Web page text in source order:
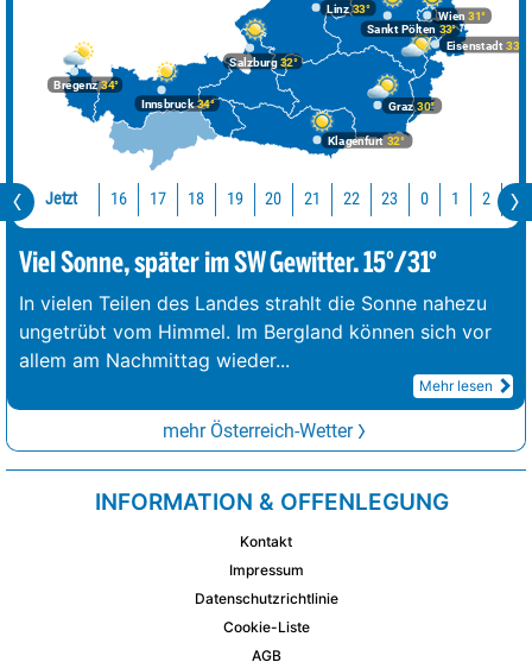
Bregenz34°
Graz30°
Innsbruck34°
Klagenfurt 32°
Linz33°
Salzburg32°
Wien 31°
Eisenstadt 33°
Sankt Pölten 33°
Jetzt 16 17 18 19 20 21 22 23 0 1 2 3
Viel Sonne, später im SW Gewitter. 15°/31°
In vielen Teilen des Landes strahlt die Sonne nahezu
ungetrübt vom Himmel. Im Bergland können sich vor
allem am Nachmittag wieder...
Mehr lesen
mehr Österreich-Wetter
INFORMATION & OFFENLEGUNG
Kontakt
Impressum
Datenschutzrichtlinie
Cookie-Liste
AGB